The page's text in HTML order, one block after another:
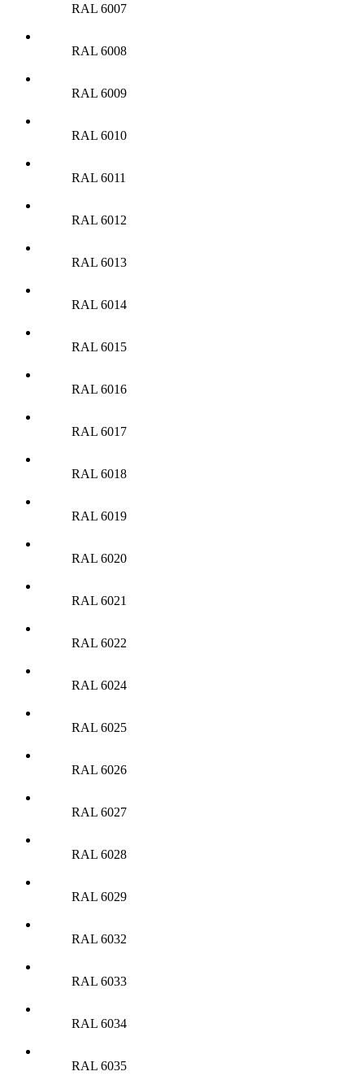
RAL 6007
RAL 6008
RAL 6009
RAL 6010
RAL 6011
RAL 6012
RAL 6013
RAL 6014
RAL 6015
RAL 6016
RAL 6017
RAL 6018
RAL 6019
RAL 6020
RAL 6021
RAL 6022
RAL 6024
RAL 6025
RAL 6026
RAL 6027
RAL 6028
RAL 6029
RAL 6032
RAL 6033
RAL 6034
RAL 6035